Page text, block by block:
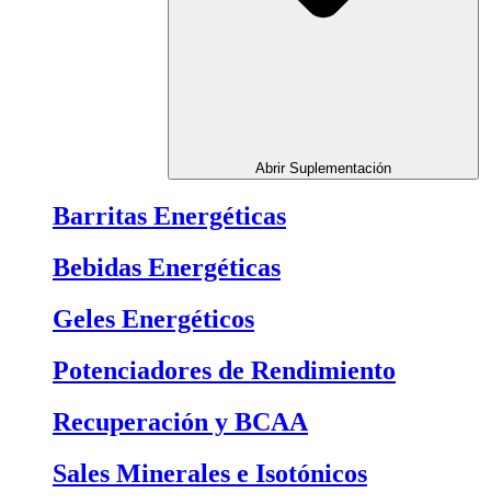
Abrir Suplementación
Barritas Energéticas
Bebidas Energéticas
Geles Energéticos
Potenciadores de Rendimiento
Recuperación y BCAA
Sales Minerales e Isotónicos